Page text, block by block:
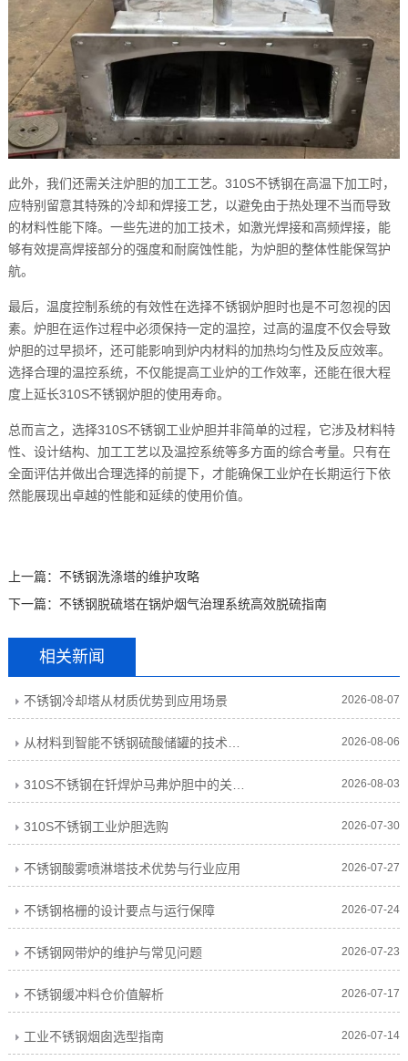
此外，我们还需关注炉胆的加工工艺。310S不锈钢在高温下加工时，
应特别留意其特殊的冷却和焊接工艺，以避免由于热处理不当而导致
的材料性能下降。一些先进的加工技术，如激光焊接和高频焊接，能
够有效提高焊接部分的强度和耐腐蚀性能，为炉胆的整体性能保驾护
航。
最后，温度控制系统的有效性在选择不锈钢炉胆时也是不可忽视的因
素。炉胆在运作过程中必须保持一定的温控，过高的温度不仅会导致
炉胆的过早损坏，还可能影响到炉内材料的加热均匀性及反应效率。
选择合理的温控系统，不仅能提高工业炉的工作效率，还能在很大程
度上延长310S不锈钢炉胆的使用寿命。
总而言之，选择310S不锈钢工业炉胆并非简单的过程，它涉及材料特
性、设计结构、加工工艺以及温控系统等多方面的综合考量。只有在
全面评估并做出合理选择的前提下，才能确保工业炉在长期运行下依
然能展现出卓越的性能和延续的使用价值。
上一篇： 不锈钢洗涤塔的维护攻略
下一篇： 不锈钢脱硫塔在锅炉烟气治理系统高效脱硫指南
相关新闻
不锈钢冷却塔从材质优势到应用场景 2026-08-07
从材料到智能不锈钢硫酸储罐的技术演进 2026-08-06
310S不锈钢在钎焊炉马弗炉胆中的关键技术优势与维护实践 2026-08-03
310S不锈钢工业炉胆选购 2026-07-30
不锈钢酸雾喷淋塔技术优势与行业应用 2026-07-27
不锈钢格栅的设计要点与运行保障 2026-07-24
不锈钢网带炉的维护与常见问题 2026-07-23
不锈钢缓冲料仓价值解析 2026-07-17
工业不锈钢烟囱选型指南 2026-07-14